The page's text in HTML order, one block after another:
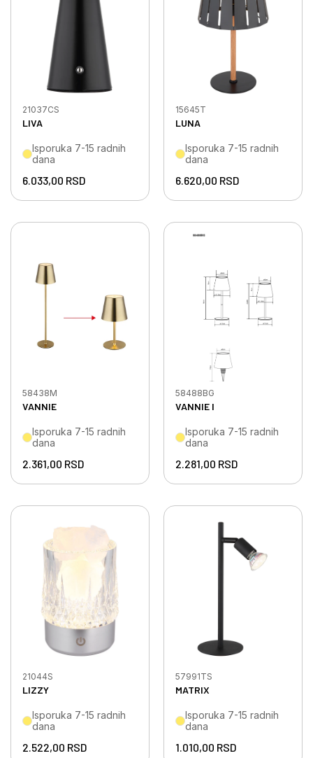
LIVA
21037CS
Isporuka 7-15 radnih
dana
6.033,00 RSD
LUNA
15645T
Isporuka 7-15 radnih
dana
6.620,00 RSD
VANNIE
58438M
Isporuka 7-15 radnih
dana
2.361,00 RSD
VANNIE I
58488BG
Isporuka 7-15 radnih
dana
2.281,00 RSD
LIZZY
21044S
Isporuka 7-15 radnih
dana
2.522,00 RSD
MATRIX
57991TS
Isporuka 7-15 radnih
dana
1.010,00 RSD